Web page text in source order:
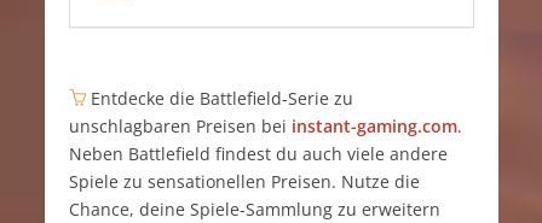
Entdecke die Battlefield-Serie zu
unschlagbaren Preisen bei instant-gaming.com.
Neben Battlefield findest du auch viele andere
Spiele zu sensationellen Preisen. Nutze die
Chance, deine Spiele-Sammlung zu erweitern